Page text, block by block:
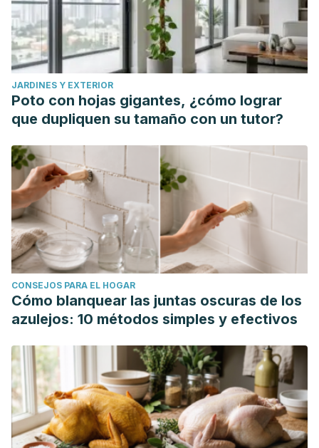
review. Flavour and Fragrance Journal, 30
https://onlinelibrary.wiley.com/doi/full/10.1002/ffj.3252
Iqbal, H., & Rhee, D. K. (2020). Ginseng alleviates microbial
infections of the respiratory tract: a review.Journal of
Ginseng Research, 44
https://www.sciencedirect.com/science/article/pii/
Kinkade, S., & Long, N. A. (2016). Acute Bronchitis.
Family Physician, 94
(7), 560-565.
https://www.aafp.org/pubs/afp/issues/2016/1001/p560.html
Lindsey, T., & Gillette, B. (2021). The Effectiveness of
Saltwater Gargling on the Prevention of Upper Respiratory
Tract Infections. Osteopathic Family Physician, 13
(4), 19-23.
https://ofpjournal.com/index.php/ofp/article/view/761
Mousavi, S. M., Hashemi, S. A., Behbudi, G., Mazraedoost,
S., Omidifar, N., Gholami, A., Chiang, W. H., Babapoor, A., &
Pynadathu Rumjit, N. (2021). A Review on Health Benefits of
Malva sylvestris L. Nutritional Compounds for Metabolites,
Antioxidants, and Anti-Inflammatory, Anticancer, and
Antimicrobial Applications.Evidence-Based Complementary
and Alternative Medicine, 2021, 5548404.
https://onlinelibrary.wiley.com/doi/full/10.1155/2021/5548404
Singh, A., Avula, A., & Zahn, E. (9 de marzo de 2024).
Acute
JARDINES Y EXTERIOR
Poto con hojas gigantes, ¿cómo lograr
que dupliquen su tamaño con un tutor?
CONSEJOS PARA EL HOGAR
Cómo blanquear las juntas oscuras de los
azulejos: 10 métodos simples y efectivos